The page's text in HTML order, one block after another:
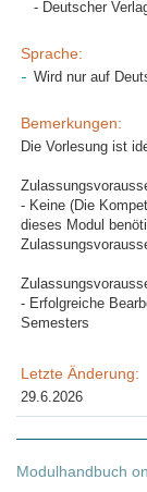
- Deutscher
Sprache:
Wird nur auf
Bemerkungen:
Die Vorlesung ist
- Keine (Die
dieses Modul
- Erfolgreiche
Semesters
Letzte Änderung:
29.6.2026
Modulhandbuch